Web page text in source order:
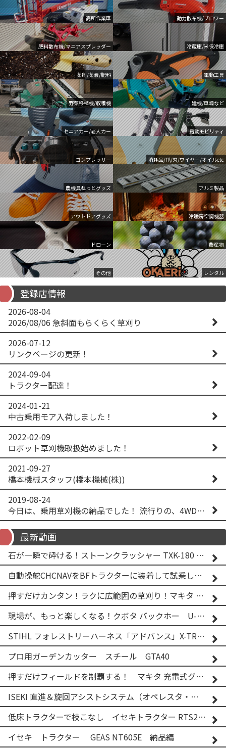
高所作業車 動力散布機/ブロワー
肥料散布機/マニアスプレッダー 冷蔵庫/米保冷庫
薬剤/薬液/肥料 電動工具
野菜移植機/収穫機 建機/車輌など
セニアカー/老人カー 電動モビリティ
コンプレッサー 消耗品/爪/刃/ワイヤー/オイルetc
農機具ねっとグッズ アルミ製品
アウトドアグッズ 冷暖房空調機器
ドローン 農産物
その他 レンタル
登録店情報
2026-08-04
2026/08/06 急斜面もらくらく草刈り
2026-07-12
リンクページの更新！
2024-09-04
トラクター配達！
2024-01-21
中古乗用モア入荷しました！
2022-02-09
ロボット草刈機取扱始めました！
2021-09-27
橋本機械スタッフ(橋本機械(株))
2019-08-24
今日は、乗用草刈機の納品でした！ 流行りの、4WD！ #イセキアグリ #オーレック #四駆 #増税間近
最新動画
石が一瞬で砕ける！ストーンクラッシャー TXK-180 実演
自動操舵CHCNAVをBFトラクターに装着して試乗してみた！！ CHCNAV NX610
押すだけカンタン！ラクに広範囲の草刈り！マキタ バッテリー式草刈り機 MUG001G 2
現場が、もっと楽しくなる！クボタ バックホー U-25-3A
STIHL フォレストリーハーネス「アドバンス」X-TREEm
プロ用ガーデンカッター スチール GTA40
押すだけフィールドを制覇する！ マキタ 充電式グランドトリマー MUG001G
ISEKI 直進＆旋回アシストシステム（オペレスタ・ターン）搭載 イセキ 乗用田植機 PRJ8D-ZJL
低床トラクターで枝こなし イセキトラクター RTS205NS & フレールモア FNC1202F
イセキ トラクター GEAS NT605E 納品編